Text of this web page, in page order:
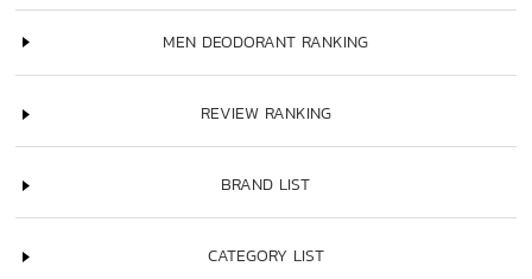
MEN DEODORANT RANKING
REVIEW RANKING
BRAND LIST
CATEGORY LIST